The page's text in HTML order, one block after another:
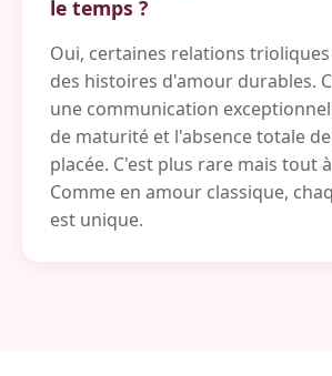
le temps ?
Oui, certaines relations
des histoires d'amour durables.
une communication
de maturité et l'absence totale
placée. C'est plus rare mais tout
Comme en amour classique,
est unique.